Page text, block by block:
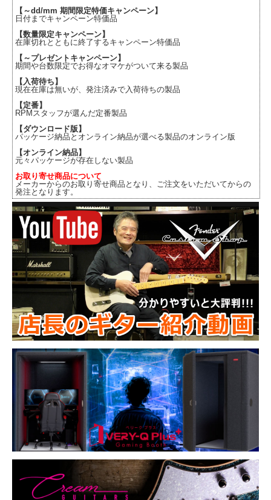
【～dd/mm 期間限定特価キャンペーン】
日付までキャンペーン特価品
【数量限定キャンペーン】
在庫切れとともに終了するキャンペーン特価品
【～プレゼントキャンペーン】
期間や台数限定でお得なオマケがついて来る製品
【入荷待ち】
現在在庫は無いが、発注済みで入荷待ちの製品
【定番】
RPMスタッフが選んだ定番製品
【ダウンロード版】
パッケージ納品とオンライン納品が選べる製品のオンライン版
【オンライン納品】
元々パッケージが存在しない製品
お取り寄せ商品について
メーカーからのお取り寄せ商品となり、ご注文をいただいてからの
発注となります。